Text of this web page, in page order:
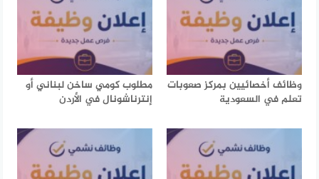
وظائف أخصائيين بمركز صعوبات
تعلم في السعودية
مطلوب كومي ساخن لبناني أو
إنترناشونال في الأردن